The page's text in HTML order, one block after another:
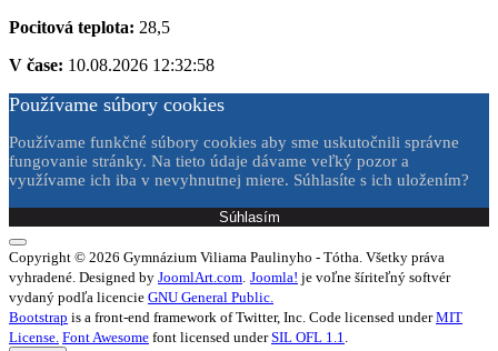
Pocitová teplota: 28,5
V čase: 10.08.2026 12:32:58
Používame súbory cookies
Používame funkčné súbory cookies aby sme uskutočnili správne
fungovanie stránky. Na tieto údaje dávame veľký pozor a
využívame ich iba v nevyhnutnej miere. Súhlasíte s ich uložením?
Súhlasím
Copyright © 2026 Gymnázium Viliama Paulinyho - Tótha. Všetky práva
vyhradené. Designed by JoomlArt.com Joomla! je voľne šíriteľný softvér
vydaný podľa licencie GNU General Public.
Bootstrap is a front-end framework of Twitter, Inc. Code licensed underMIT
License. Font Awesome font licensed underSIL OFL 1.1